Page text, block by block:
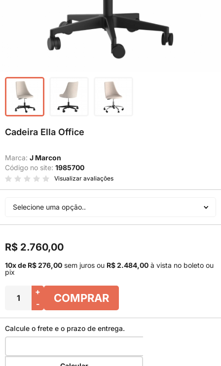
Cadeira Ella Office
Marca: J Marcon
Código no site: 1985700
Visualizar avaliações
Selecione uma opção..
R$ 2.760,00
10x de R$ 276,00 sem juros ou R$ 2.484,00 à vista no boleto ou
pix
+
-
COMPRAR
Calcule o frete e o prazo de entrega.